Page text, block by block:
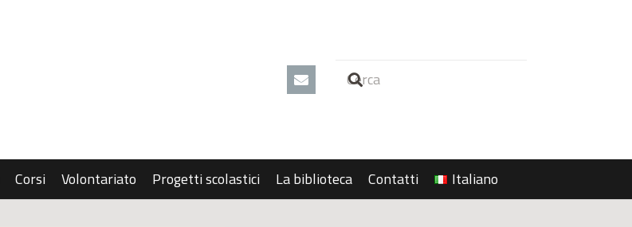
Corsi Volontariato Progetti scolastici La biblioteca Contatti Italiano